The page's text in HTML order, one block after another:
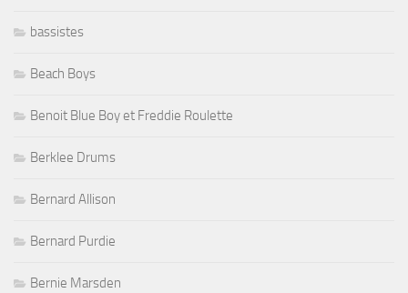
bassistes
Beach Boys
Benoit Blue Boy et Freddie Roulette
Berklee Drums
Bernard Allison
Bernard Purdie
Bernie Marsden